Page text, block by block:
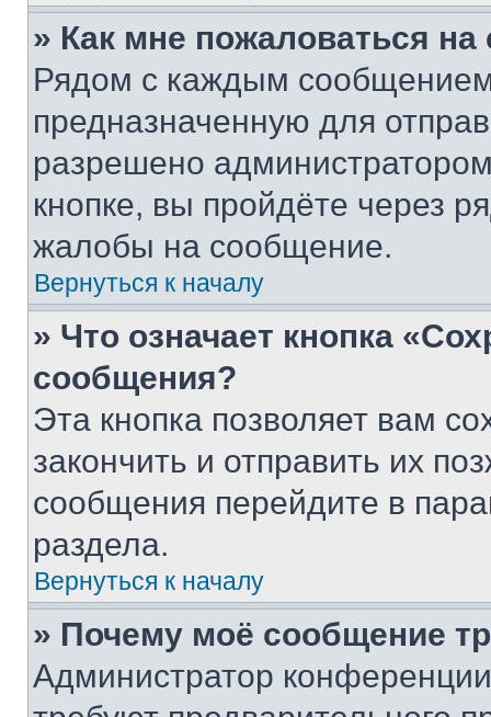
» Как мне пожаловаться
Рядом с каждым сообщением
предназначенную для
разрешено
кнопке, вы пройдёте через
жалобы на сообщение.
Вернуться к началу
» Что означает кнопка
сообщения?
Эта кнопка позволяет вам
закончить и отправить их
сообщения перейдите в
раздела.
Вернуться к началу
» Почему моё сообщение
Администратор